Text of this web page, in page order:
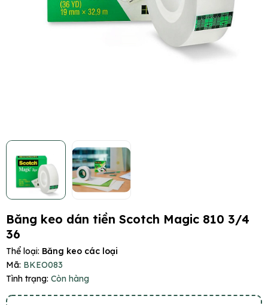
Băng keo dán tiền Scotch Magic 810 3/4
36
Thể loại: Băng keo các loại
Mã: BKEO083
Tình trạng: Còn hàng